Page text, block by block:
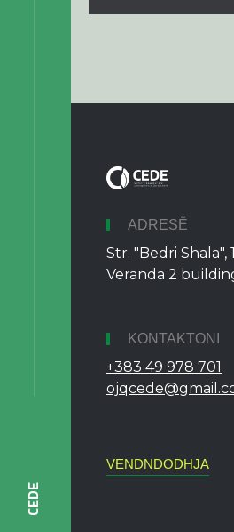
CEDE
ADRESË
Str. "Bedri Shala",
Veranda 2
KONTAKTONI
+383 49 978 701
VENDNDODHJA